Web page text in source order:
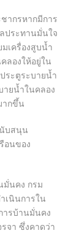
ากรหากมีการ
ประทานมั่นใจ
มเครื่องสูบน้ำ
ลองให้อยู่ใน
ระตูระบายน้ำ
ายน้ำในคลอง
ากขึ้น
บสนุน
อนของ
มั่นคง กรม
เนินการใน
ารบ้านมั่นคง
รจา ซึ่งคาดว่า